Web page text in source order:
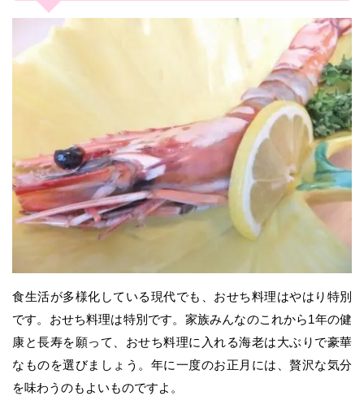
食生活が多様化している現代でも、おせち料理はやはり特別
です。おせち料理は特別です。家族みんなのこれから1年の健
康と長寿を願って、おせち料理に入れる海老は大ぶりで豪華
なものを選びましょう。年に一度のお正月には、贅沢な気分
を味わうのもよいものですよ。